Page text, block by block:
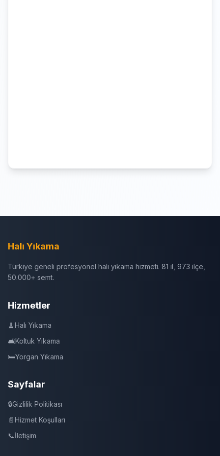
Halı Yıkama
Türkiye geneli profesyonel halı yıkama hizmeti. 81 il, 973 ilçe,
50.000+ semt.
Hizmetler
🧹Halı Yıkama
🛋️Koltuk Yıkama
🛏️Yorgan Yıkama
Sayfalar
🔒Gizlilik Politikası
📄Hizmet Koşulları
📞İletişim